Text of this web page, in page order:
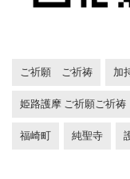
ご祈願 ご祈祷 加
姫路護摩 ご祈願ご祈祷
福崎町 純聖寺